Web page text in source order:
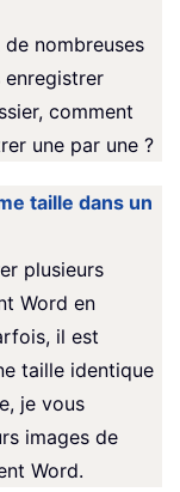
nombreuses
enregistrer
comment
une par une ?
taille dans un
plusieurs
Word en
il est
taille identique
je vous
images de
Word.